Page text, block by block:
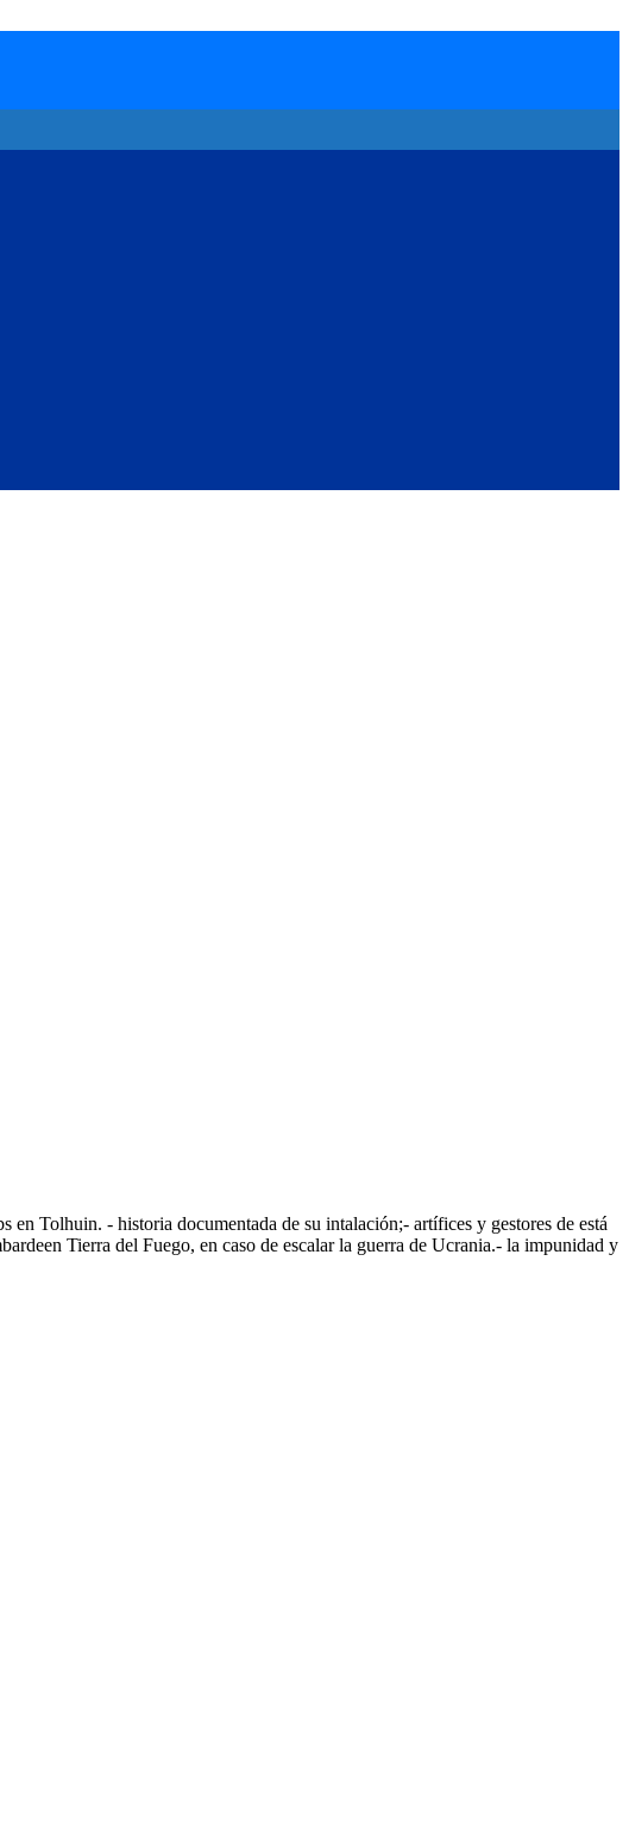
Tolhuin. - historia documentada de su intalación;- artífices y gestores de está
Tierra del Fuego, en caso de escalar la guerra de Ucrania.- la impunidad y